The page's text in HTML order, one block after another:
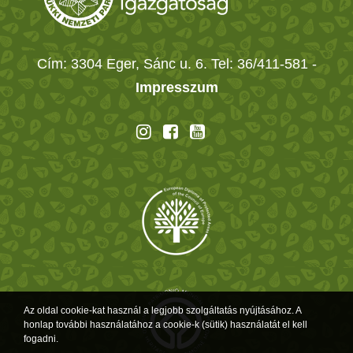
Cím: 3304 Eger, Sánc u. 6. Tel: 36/411-581 -
Impresszum
Az oldal cookie-kat használ a legjobb szolgáltatás nyújtásához. A
honlap további használatához a cookie-k (sütik) használatát el kell
fogadni.